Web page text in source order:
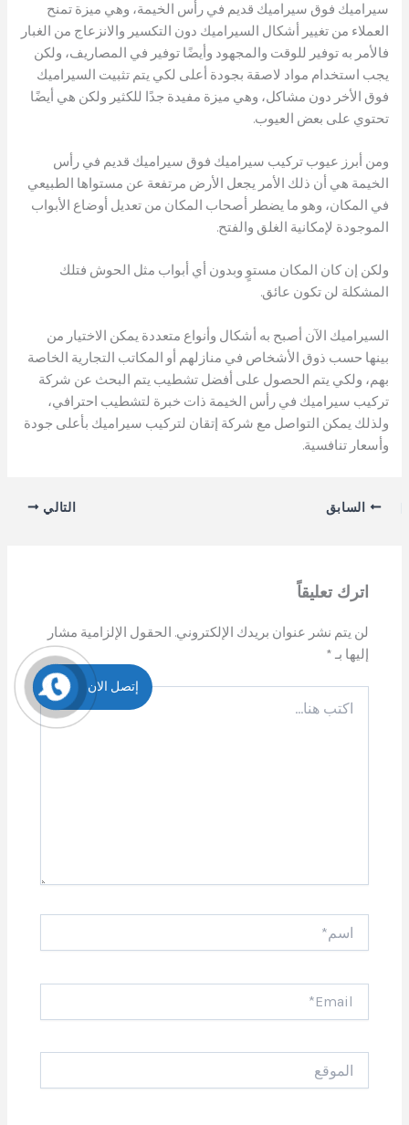
سيراميك فوق سيراميك قديم في رأس الخيمة، وهي ميزة تمنح
العملاء من تغيير أشكال السيراميك دون التكسير والانزعاج من الغبار
فالأمر به توفير للوقت والمجهود وأيضًا توفير في المصاريف، ولكن
يجب استخدام مواد لاصقة بجودة أعلى لكي يتم تثبيت السيراميك
فوق الأخر دون مشاكل، وهي ميزة مفيدة جدًا للكثير ولكن هي أيضًا
تحتوي على بعض العيوب.
ومن أبرز عيوب تركيب سيراميك فوق سيراميك قديم في رأس
الخيمة هي أن ذلك الأمر يجعل الأرض مرتفعة عن مستواها الطبيعي
في المكان، وهو ما يضطر أصحاب المكان من تعديل أوضاع الأبواب
الموجودة لإمكانية الغلق والفتح.
ولكن إن كان المكان مستوٍ وبدون أي أبواب مثل الحوش فتلك
المشكلة لن تكون عائق.
السيراميك الآن أصبح به أشكال وأنواع متعددة يمكن الاختيار من
بينها حسب ذوق الأشخاص في منازلهم أو المكاتب التجارية الخاصة
بهم، ولكي يتم الحصول على أفضل تشطيب يتم البحث عن شركة
تركيب سيراميك في رأس الخيمة ذات خبرة لتشطيب احترافي،
ولذلك يمكن التواصل مع شركة إتقان لتركيب سيراميك بأعلى جودة
وأسعار تنافسية.
السابق التالي
اترك تعليقاً
لن يتم نشر عنوان بريدك الإلكتروني. الحقول الإلزامية مشار
إليها بـ *
هنا...
إتصل الان